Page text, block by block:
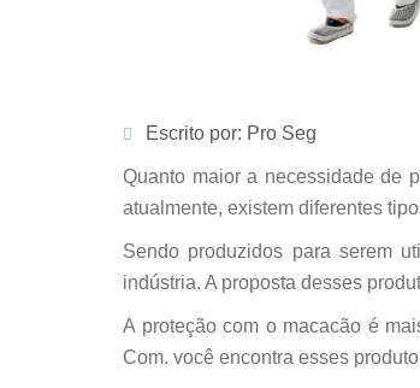
Escrito por: Pro Seg
Quanto maior a necessidade de
atualmente, existem diferentes
Sendo produzidos para serem
indústria. A proposta desses
A proteção com o macacão é
Com. você encontra esses